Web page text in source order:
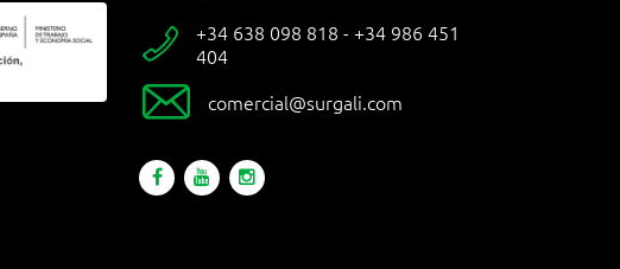

+34 638 098 818 - +34 986 451
404
 comercial@surgali.com